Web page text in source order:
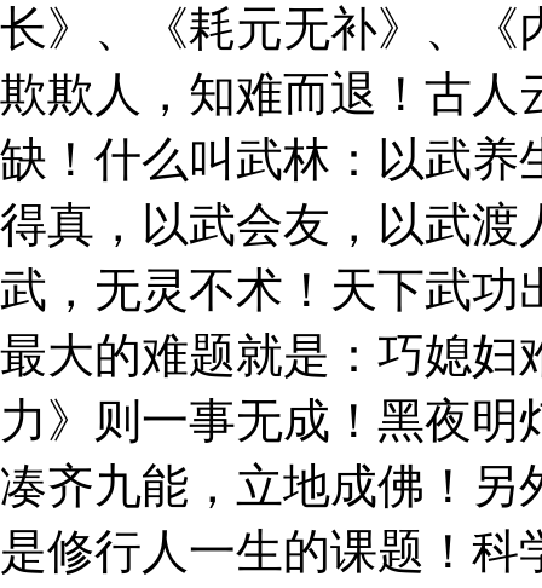
长》、《耗元无补》、《
欺欺人，知难而退！古人
缺！什么叫武林：以武养
得真，以武会友，以武渡
武，无灵不术！天下武功
最大的难题就是：巧媳妇
力》则一事无成！黑夜
凑齐九能，立地成佛！另
是修行人一生的课题！